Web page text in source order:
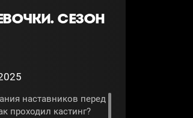
СЕЗОН
наставников перед
проходил кастинг?